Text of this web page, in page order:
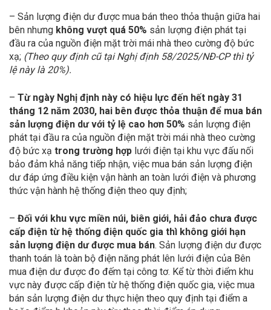
– Sản lượng điện dư được mua bán theo thỏa thuận giữa hai
bên nhưng không vượt quá 50% sản lượng điện phát tại
đầu ra của nguồn điện mặt trời mái nhà theo cường độ bức
xạ; (Theo quy định cũ tại Nghị định 58/2025/NĐ-CP thì tỷ
lệ này là 20%).
– Từ ngày Nghị định này có hiệu lực đến hết ngày 31
tháng 12 năm 2030, hai bên được thỏa thuận để mua bán
sản lượng điện dư với tỷ lệ cao hơn 50% sản lượng điện
phát tại đầu ra của nguồn điện mặt trời mái nhà theo cường
độ bức xạ trong trường hợp lưới điện tại khu vực đấu nối
bảo đảm khả năng tiếp nhận, việc mua bán sản lượng điện
dư đáp ứng điều kiện vận hành an toàn lưới điện và phương
thức vận hành hệ thống điện theo quy định;
– Đối với khu vực miền núi, biên giới, hải đảo chưa được
cấp điện từ hệ thống điện quốc gia thì không giới hạn
sản lượng điện dư được mua bán. Sản lượng điện dư được
thanh toán là toàn bộ điện năng phát lên lưới điện của Bên
mua điện dư được đo đếm tại công tơ. Kể từ thời điểm khu
vực này được cấp điện từ hệ thống điện quốc gia, việc mua
bán sản lượng điện dư thực hiện theo quy định tại điểm a